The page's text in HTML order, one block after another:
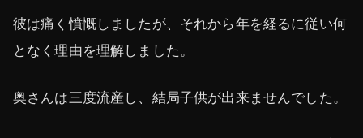
彼は痛く憤慨しましたが、それから年を経るに従い何
となく理由を理解しました。
奥さんは三度流産し、結局子供が出来ませんでした。